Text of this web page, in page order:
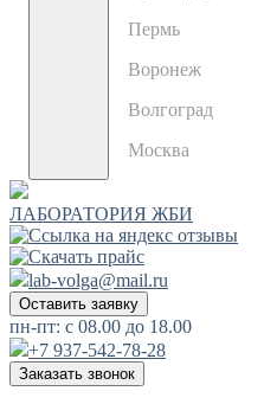
Пермь
Воронеж
Волгоград
Москва
ЛАБОРАТОРИЯ ЖБИ
lab-volga@mail.ru
Оставить заявку
пн-пт: с 08.00 до 18.00
+7 937-542-78-28
Заказать звонок